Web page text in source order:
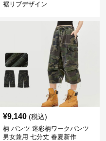
裾リブデザイン
¥9,140 (税込)
柄 パンツ 迷彩柄ワークパンツ
男女兼用 七分丈 春夏新作